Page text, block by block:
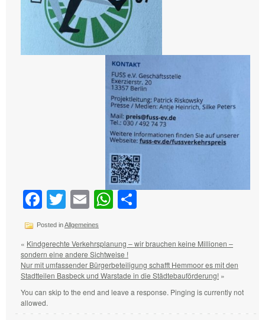
Facebook
Twitter
EmailWhatsApp
Posted inAllgemeines
« Kindgerechte Verkehrsplanung – wir brauchen keine Millionen –
sondern eine andere Sichtweise !
Nur mit umfassender Bürgerbeteiligung schafft Hemmoor es mit den
Stadtteilen Basbeck und Warstade in die Städtebauförderung! »
You can skip to the end and leave a response. Pinging is currently not
allowed.